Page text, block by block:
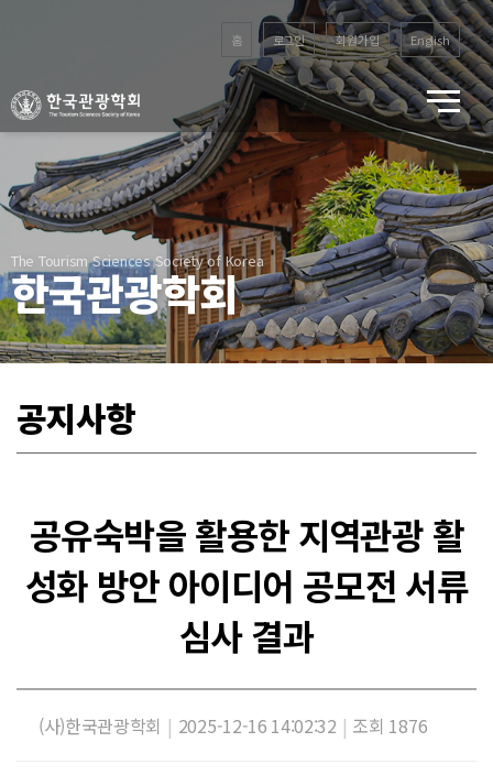
홈 로그인 회원가입 English
The Tourism Sciences Society of Korea
한국관광학회
공지사항
공유숙박을 활용한 지역관광 활
성화 방안 아이디어 공모전 서류
심사 결과
(사)한국관광학회 | 2025-12-16 14:02:32 | 조회 1876